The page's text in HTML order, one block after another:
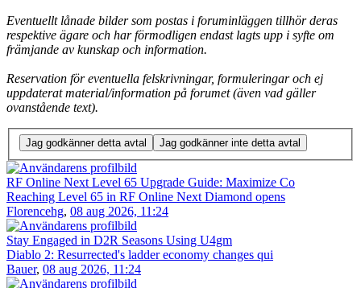
Eventuellt lånade bilder som postas i foruminläggen tillhör deras
respektive ägare och har förmodligen endast lagts upp i syfte om
främjande av kunskap och information.
Reservation för eventuella felskrivningar, formuleringar och ej
uppdaterat material/information på forumet (även vad gäller
ovanstående text).
RF Online Next Level 65 Upgrade Guide: Maximize Co
Reaching Level 65 in RF Online Next Diamond opens
Florencehg, 08 aug 2026, 11:24
Stay Engaged in D2R Seasons Using U4gm
Diablo 2: Resurrected's ladder economy changes qui
Bauer, 08 aug 2026, 11:24